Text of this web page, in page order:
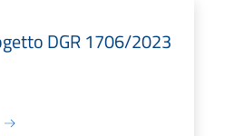
DGR 1706/2023